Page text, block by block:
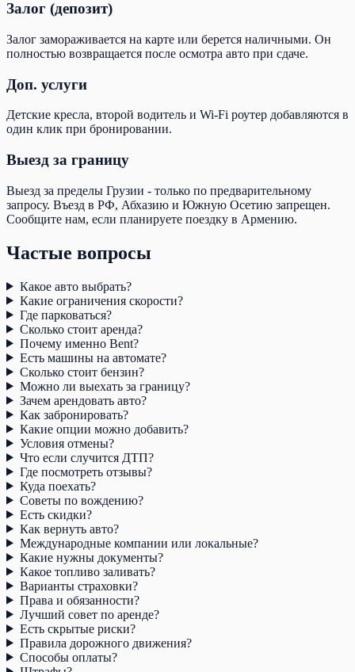
Залог (депозит)
Залог замораживается на карте или берется наличными. Он
полностью возвращается после осмотра авто при сдаче.
Доп. услуги
Детские кресла, второй водитель и Wi-Fi роутер добавляются в
один клик при бронировании.
Выезд за границу
Выезд за пределы Грузии - только по предварительному
запросу. Въезд в РФ, Абхазию и Южную Осетию запрещен.
Сообщите нам, если планируете поездку в Армению.
Частые вопросы
Какое авто выбрать?
Какие ограничения скорости?
Где парковаться?
Сколько стоит аренда?
Почему именно Bent?
Есть машины на автомате?
Сколько стоит бензин?
Можно ли выехать за границу?
Зачем арендовать авто?
Как забронировать?
Какие опции можно добавить?
Условия отмены?
Что если случится ДТП?
Где посмотреть отзывы?
Куда поехать?
Советы по вождению?
Есть скидки?
Как вернуть авто?
Международные компании или локальные?
Какие нужны документы?
Какое топливо заливать?
Варианты страховки?
Права и обязанности?
Лучший совет по аренде?
Есть скрытые риски?
Правила дорожного движения?
Способы оплаты?